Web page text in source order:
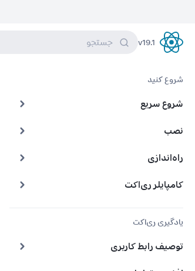
React
v19.1 جستجو
شروع کنید
شروع سریع
نصب
راه‌اندازی
کامپایلر ری‌اکت
یادگیری ری‌اکت
توصیف رابط کاربری